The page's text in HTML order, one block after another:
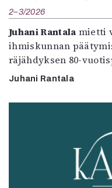
2–3/2026
Juhani Rantala mietti
ihmiskunnan
räjähdyksen 80-
Juhani Rantala